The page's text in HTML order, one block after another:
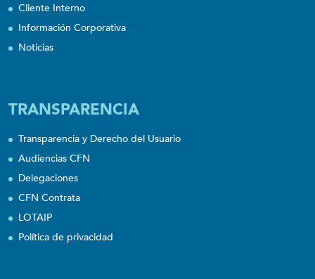
Cliente Interno
Información Corporativa
Noticias
TRANSPARENCIA
Transparencia y Derecho del Usuario
Audiencias CFN
Delegaciones
CFN Contrata
LOTAIP
Política de privacidad